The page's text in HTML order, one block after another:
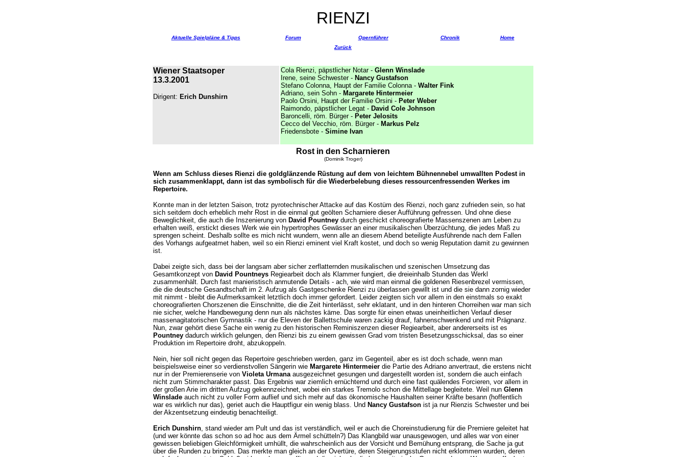
RIENZI
Aktuelle Spielpläne & Tipps Forum Opernführer Chronik
Home
Zurück
Wiener Staatsoper
13.3.2001
Dirigent: Erich Dunshirn
Cola Rienzi, päpstlicher Notar - Glenn Winslade
Irene, seine Schwester - Nancy Gustafson
Stefano Colonna, Haupt der Familie Colonna - Walter Fink
Adriano, sein Sohn - Margarete Hintermeier
Paolo Orsini, Haupt der Familie Orsini - Peter Weber
Raimondo, päpstlicher Legat - David Cole Johnson
Baroncelli, röm. Bürger - Peter Jelosits
Cecco del Vecchio, röm. Bürger - Markus Pelz
Friedensbote - Simine Ivan
Rost in den Scharnieren
(Dominik Troger)
Wenn am Schluss dieses Rienzi die goldglänzende Rüstung auf dem von leichtem Bühnennebel umwallten Podest in
sich zusammenklappt, dann ist das symbolisch für die Wiederbelebung dieses ressourcenfressenden Werkes im
Repertoire.
Konnte man in der letzten Saison, trotz pyrotechnischer Attacke auf das Kostüm des Rienzi, noch ganz zufrieden sein, so hat
sich seitdem doch erheblich mehr Rost in die einmal gut geölten Scharniere dieser Aufführung gefressen. Und ohne diese
Beweglichkeit, die auch die Inszenierung von David Pountney durch geschickt choreografierte Massenszenen am Leben zu
erhalten weiß, erstickt dieses Werk wie ein hypertrophes Gewässer an einer musikalischen Überzüchtung, die jedes Maß zu
sprengen scheint. Deshalb sollte es mich nicht wundern, wenn alle an diesem Abend beteiligte Ausführende nach dem Fallen
des Vorhangs aufgeatmet haben, weil so ein Rienzi eminent viel Kraft kostet, und doch so wenig Reputation damit zu gewinnen
ist.
Dabei zeigte sich, dass bei der langsam aber sicher zerflatternden musikalischen und szenischen Umsetzung das
Gesamtkonzept von David Pountneys Regiearbeit doch als Klammer fungiert, die dreieinhalb Stunden das Werkl
zusammenhält. Durch fast manieristisch anmutende Details - ach, wie wird man einmal die goldenen Riesenbrezel vermissen,
die die deutsche Gesandtschaft im 2. Aufzug als Gastgeschenke Rienzi zu überlassen gewillt ist und die sie dann zornig wieder
mit nimmt - bleibt die Aufmerksamkeit letztlich doch immer gefordert. Leider zeigten sich vor allem in den einstmals so exakt
choreografierten Chorszenen die Einschnitte, die die Zeit hinterlässt, sehr eklatant, und in den hinteren Chorreihen war man sich
nie sicher, welche Handbewegung denn nun als nächstes käme. Das sorgte für einen etwas uneinheitlichen Verlauf dieser
massenagitatorischen Gymnastik - nur die Eleven der Ballettschule waren zackig drauf, fahnenschwenkend und mit Prägnanz.
Nun, zwar gehört diese Sache ein wenig zu den historischen Reminiszenzen dieser Regiearbeit, aber andererseits ist es
Pountney dadurch wirklich gelungen, den Rienzi bis zu einem gewissen Grad vom tristen Besetzungsschicksal, das so einer
Produktion im Repertoire droht, abzukoppeln.
Nein, hier soll nicht gegen das Repertoire geschrieben werden, ganz im Gegenteil, aber es ist doch schade, wenn man
beispielsweise einer so verdienstvollen Sängerin wie Margarete Hintermeier die Partie des Adriano anvertraut, die erstens nicht
nur in der Premierenserie von Violeta Urmanaausgezeichnet gesungen und dargestellt worden ist, sondern die auch einfach
nicht zum Stimmcharakter passt. Das Ergebnis war ziemlich ernüchternd und durch eine fast quälendes Forcieren, vor allem in
der großen Arie im dritten Aufzug gekennzeichnet, wobei ein starkes Tremolo schon die Mittellage begleitete. Weil nun Glenn
Winslade auch nicht zu voller Form auflief und sich mehr auf das ökonomische Haushalten seiner Kräfte besann (hoffentlich
war es wirklich nur das), geriet auch die Hauptfigur ein wenig blass. Und Nancy Gustafson ist ja nur Rienzis Schwester und bei
der Akzentsetzung eindeutig benachteiligt.
Erich Dunshirn, stand wieder am Pult und das ist verständlich, weil er auch die Choreinstudierung für die Premiere geleitet hat
(und wer könnte das schon so ad hoc aus dem Ärmel schütteln?) Das Klangbild war unausgewogen, und alles war von einer
gewissen beliebigen Gleichförmigkeit umhüllt, die wahrscheinlich aus der Vorsicht und Bemühung entsprang, die Sache ja gut
über die Runden zu bringen. Das merkte man gleich an der Overtüre, deren Steigerungsstufen nicht erklommen wurden, deren